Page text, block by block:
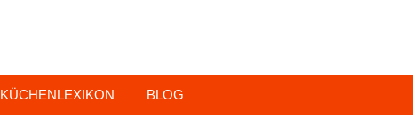
KÜCHENLEXIKON BLOG